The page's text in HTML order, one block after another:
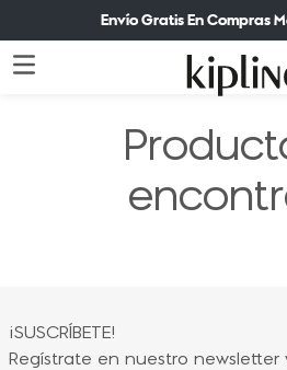
Envío Gratis En Compras
¡SUSCRÍBETE!
Regístrate en nuestro newsletter